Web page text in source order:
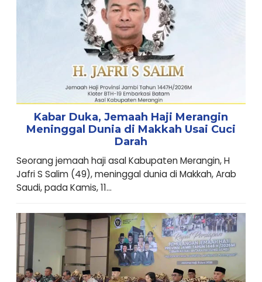
Kabar Duka, Jemaah Haji Merangin
Meninggal Dunia di Makkah Usai Cuci
Darah
Seorang jemaah haji asal Kabupaten Merangin, H
Jafri S Salim (49), meninggal dunia di Makkah, Arab
Saudi, pada Kamis, 11...